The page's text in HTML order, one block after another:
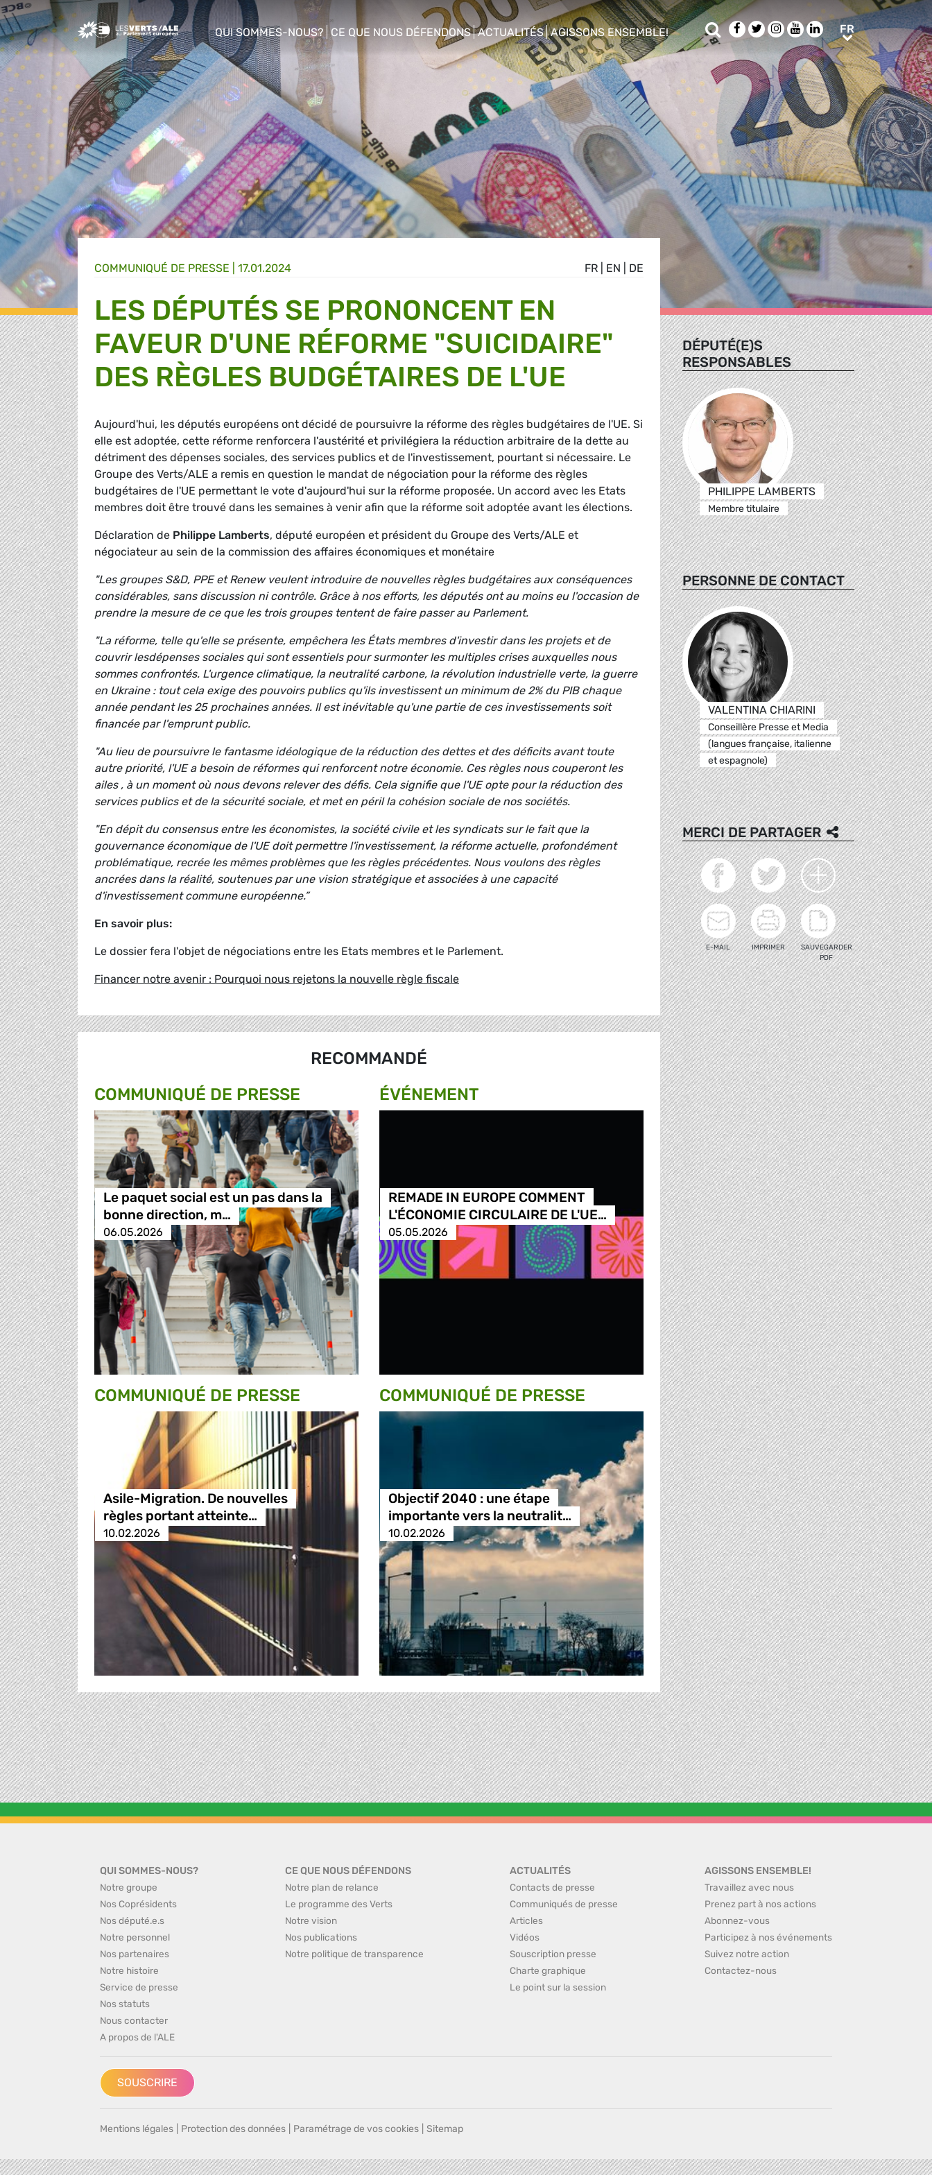
Greens/EFA Home
QUI SOMMES-NOUS?
show/hide sub menu
CE QUE NOUS DÉFENDONS
show/hide sub menu
ACTUALITÉS
show/hide sub menu
AGISSONS ENSEMBLE!
show/hide sub menu
Rechercher
Facebook
TwitterInstagram
YoutubeLinkedIn
FRFR
FR EN DE
COMMUNIQUÉ DE PRESSE 17.01.2024
LES DÉPUTÉS SE PRONONCENT EN
FAVEUR D'UNE RÉFORME "SUICIDAIRE"
DES RÈGLES BUDGÉTAIRES DE L'UE
Aujourd'hui, les députés européens ont décidé de poursuivre la réforme des règles budgétaires de l'UE. Si
elle est adoptée, cette réforme renforcera l'austérité et privilégiera la réduction arbitraire de la dette au
détriment des dépenses sociales, des services publics et de l'investissement, pourtant si nécessaire. Le
Groupe des Verts/ALE a remis en question le mandat de négociation pour la réforme des règles
budgétaires de l'UE permettant le vote d'aujourd'hui sur la réforme proposée. Un accord avec les Etats
membres doit être trouvé dans les semaines à venir afin que la réforme soit adoptée avant les élections.
Déclaration de Philippe Lamberts, député européen et président du Groupe des Verts/ALE et
négociateur au sein de la commission des affaires économiques et monétaire
"Les groupes S&D, PPE et Renew veulent introduire de nouvelles règles budgétaires aux conséquences
considérables, sans discussion ni contrôle. Grâce à nos efforts, les députés ont au moins eu l'occasion de
prendre la mesure de ce que les trois groupes tentent de faire passer au Parlement.
"La réforme, telle qu'elle se présente, empêchera les États membres d'investir dans les projets et de
couvrir lesdépenses sociales qui sont essentiels pour surmonter les multiples crises auxquelles nous
sommes confrontés. L'urgence climatique, la neutralité carbone, la révolution industrielle verte, la guerre
en Ukraine : tout cela exige des pouvoirs publics qu'ils investissent un minimum de 2% du PIB chaque
année pendant les 25 prochaines années. Il est inévitable qu'une partie de ces investissements soit
financée par l'emprunt public.
"Au lieu de poursuivre le fantasme idéologique de la réduction des dettes et des déficits avant toute
autre priorité, l'UE a besoin de réformes qui renforcent notre économie. Ces règles nous couperont les
ailes , à un moment où nous devons relever des défis. Cela signifie que l'UE opte pour la réduction des
services publics et de la sécurité sociale, et met en péril la cohésion sociale de nos sociétés.
"En dépit du consensus entre les économistes, la société civile et les syndicats sur le fait que la
gouvernance économique de l'UE doit permettre l'investissement, la réforme actuelle, profondément
problématique, recrée les mêmes problèmes que les règles précédentes. Nous voulons des règles
ancrées dans la réalité, soutenues par une vision stratégique et associées à une capacité
d'investissement commune européenne.”
En savoir plus:
Le dossier fera l'objet de négociations entre les Etats membres et le Parlement.
Financer notre avenir : Pourquoi nous rejetons la nouvelle règle fiscale
RECOMMANDÉ
COMMUNIQUÉ DE PRESSE
Le paquet social est un pas dans la
bonne direction, m…
06.05.2026
ÉVÉNEMENT
REMADE IN EUROPE COMMENT
L'ÉCONOMIE CIRCULAIRE DE L'UE…
05.05.2026
COMMUNIQUÉ DE PRESSE
Asile-Migration. De nouvelles
règles portant atteinte…
10.02.2026
COMMUNIQUÉ DE PRESSE
Objectif 2040 : une étape
importante vers la neutralit…
10.02.2026
DÉPUTÉ(E)S
RESPONSABLES
PHILIPPE LAMBERTS
Membre titulaire
PERSONNE DE CONTACT
VALENTINA CHIARINI
Conseillère Presse et Media
(langues française, italienne
et espagnole)
MERCI DE PARTAGER
E-MAIL IMPRIMER
SAUVEGARDER
PDF
QUI SOMMES-NOUS?
Notre groupe
Nos Coprésidents
Nos député.e.s
Notre personnel
Nos partenaires
Notre histoire
Service de presse
Nos statuts
Nous contacter
A propos de l'ALE
CE QUE NOUS DÉFENDONS
Notre plan de relance
Le programme des Verts
Notre vision
Nos publications
Notre politique de transparence
ACTUALITÉS
Contacts de presse
Communiqués de presse
Articles
Vidéos
Souscription presse
Charte graphique
Le point sur la session
AGISSONS ENSEMBLE!
Travaillez avec nous
Prenez part à nos actions
Abonnez-vous
Participez à nos événements
Suivez notre action
Contactez-nous
SOUSCRIRE
Mentions légales Protection des données Paramétrage de vos cookies Sitemap